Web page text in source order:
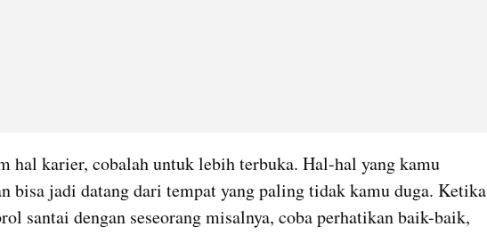
hal karier, cobalah untuk lebih terbuka. Hal-hal yang kamu
bisa jadi datang dari tempat yang paling tidak kamu duga. Ketika
santai dengan seseorang misalnya, coba perhatikan baik-baik,